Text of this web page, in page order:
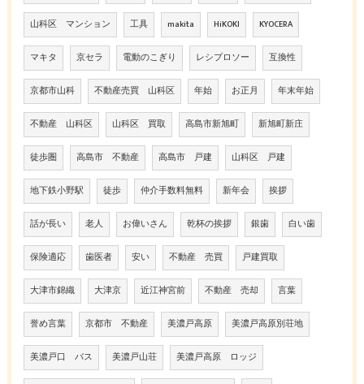
山科区 マンション 工具 makita HiKOKI KYOCERA
マキタ 京セラ 電動のこぎり レシプロソー 互換性
京都市山科 不動産売買 山科区 年始 お正月 年末年始
不動産 山科区 山科区 買取 高島市新旭町 新旭町新庄
徒歩圏 高島市 不動産 高島市 戸建 山科区 戸建
地下鉄小野駅 徒歩 仲介手数料無料 新年会 挨拶
話が長い 老人 お偉いさん 乾杯の挨拶 銀歯 白い歯
保険適応 歯医者 安い 不動産 売買 戸建買取
大津市錦織 大津京 近江神宮前 不動産 売却 言葉
誉め言葉 京都市 不動産 美濃戸高原 美濃戸高原別荘地
美濃戸口 バス 美濃戸山荘 美濃戸高原 ロッジ